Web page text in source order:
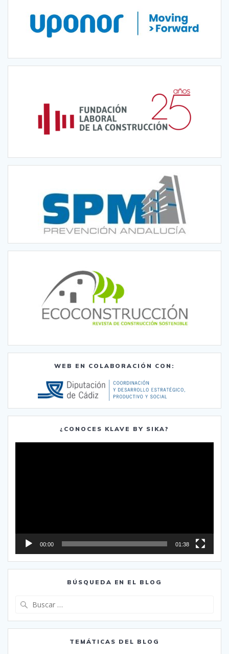
WEB EN COLABORACIÓN CON:
¿CONOCES KLAVE BY SIKA?
00:00 01:38
BÚSQUEDA EN EL BLOG
TEMÁTICAS DEL BLOG